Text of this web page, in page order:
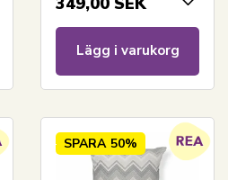
Lägg i varukorg
SPARA 50%